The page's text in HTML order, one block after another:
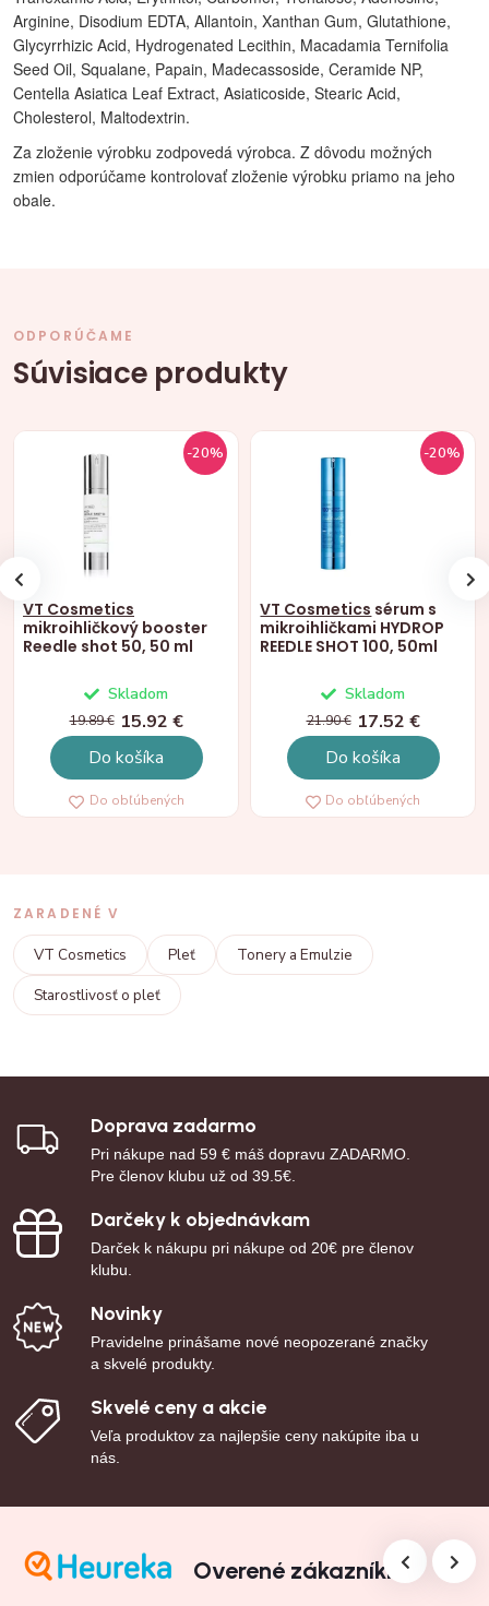
Arginine, Disodium EDTA, Allantoin, Xanthan Gum, Glutathione,
Glycyrrhizic Acid, Hydrogenated Lecithin, Macadamia Ternifolia
Seed Oil, Squalane, Papain, Madecassoside, Ceramide NP,
Centella Asiatica Leaf Extract, Asiaticoside, Stearic Acid,
Cholesterol, Maltodextrin.
Za zloženie výrobku zodpovedá výrobca. Z dôvodu možných
zmien odporúčame kontrolovať zloženie výrobku priamo na jeho
obale.
ODPORÚČAME
Súvisiace produkty
-20%
VT Cosmetics
mikroihličkový booster
Reedle shot 50, 50 ml
Skladom
19.89 € 15.92 €
Do košíka
Do obľúbených
-20%
VT Cosmetics sérum s
mikroihličkami HYDROP
REEDLE SHOT 100, 50ml
Skladom
21.90 € 17.52 €
Do košíka
Do obľúbených
ZARADENÉ V
VT Cosmetics Pleť
Tonery a Emulzie
Starostlivosť o pleť
Doprava zadarmo
Pri nákupe nad 59 € máš dopravu ZADARMO.
Pre členov klubu už od 39.5€.
Darčeky k objednávkam
Darček k nákupu pri nákupe od 20€ pre členov
klubu.
Novinky
Pravidelne prinášame nové neopozerané značky
a skvelé produkty.
Skvelé ceny a akcie
Veľa produktov za najlepšie ceny nakúpite iba u
nás.
Overené zákazníkmi